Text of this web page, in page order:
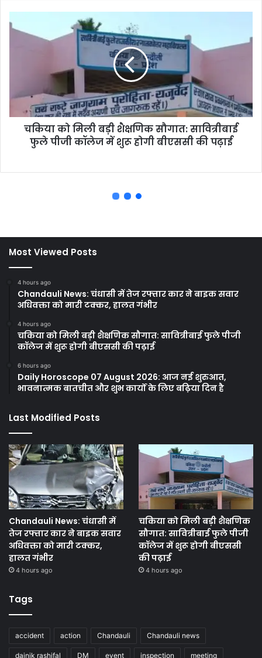
Most Viewed Posts
4 hours ago
Chandauli News: चंधासी में तेज रफ्तार कार ने बाइक सवार
अधिवक्ता को मारी टक्कर, हालत गंभीर
4 hours ago
चकिया को मिली बड़ी शैक्षणिक सौगात: सावित्रीबाई फुले पीजी
कॉलेज में शुरू होगी बीएससी की पढ़ाई
6 hours ago
Daily Horoscope 07 August 2026: आज नई शुरुआत,
भावनात्मक बातचीत और शुभ कार्यों के लिए बढ़िया दिन है
Last Modified Posts
Chandauli News: चंधासी में
तेज रफ्तार कार ने बाइक सवार
अधिवक्ता को मारी टक्कर,
हालत गंभीर
4 hours ago
चकिया को मिली बड़ी शैक्षणिक
सौगात: सावित्रीबाई फुले पीजी
कॉलेज में शुरू होगी बीएससी
की पढ़ाई
4 hours ago
Tags
accident action Chandauli Chandauli news
dainik rashifal DM event inspection meeting